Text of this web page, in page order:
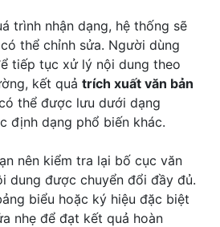
trình nhận dạng, hệ thống sẽ
thể chỉnh sửa. Người dùng
tiếp tục xử lý nội dung theo
kết quả trích xuất văn bản
thể được lưu dưới dạng
định dạng phổ biến khác.
nên kiểm tra lại bố cục văn
dung được chuyển đổi đầy đủ.
biểu hoặc ký hiệu đặc biệt
nhẹ để đạt kết quả hoàn